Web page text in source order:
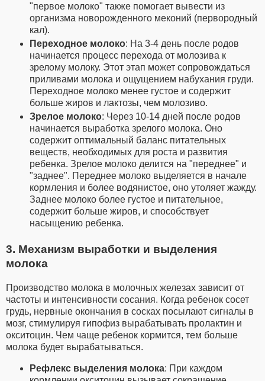
"первое молоко" также помогает вывести из
организма новорожденного меконий (первородный
кал).
Переходное молоко: На 3-4 день после родов
начинается процесс перехода от молозива к
зрелому молоку. Этот этап может сопровождаться
приливами молока и ощущением набухания груди.
Переходное молоко менее густое и содержит
больше жиров и лактозы, чем молозиво.
Зрелое молоко: Через 10-14 дней после родов
начинается выработка зрелого молока. Оно
содержит оптимальный баланс питательных
веществ, необходимых для роста и развития
ребенка. Зрелое молоко делится на "переднее" и
"заднее". Переднее молоко выделяется в начале
кормления и более водянистое, оно утоляет жажду.
Заднее молоко более густое и питательное,
содержит больше жиров, и способствует
насыщению ребенка.
3. Механизм выработки и выделения
молока
Производство молока в молочных железах зависит от
частоты и интенсивности сосания. Когда ребенок сосет
грудь, нервные окончания в сосках посылают сигналы в
мозг, стимулируя гипофиз вырабатывать пролактин и
окситоцин. Чем чаще ребенок кормится, тем больше
молока будет вырабатываться.
Рефлекс выделения молока: При каждом